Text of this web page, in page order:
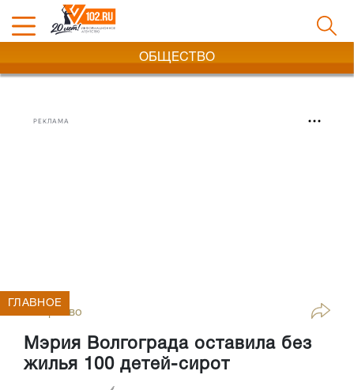
ОБЩЕСТВО
РЕКЛАМА
Общество
Мэрия Волгограда оставила без
жилья 100 детей-сирот
ГЛАВНОЕ